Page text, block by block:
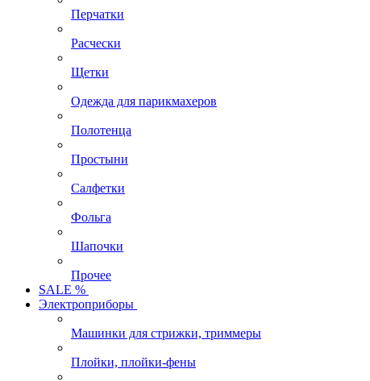
Перчатки
Расчески
Щетки
Одежда для парикмахеров
Полотенца
Простыни
Салфетки
Фольга
Шапочки
Прочее
SALE %
Электроприборы
Машинки для стрижки, триммеры
Плойки, плойки-фены